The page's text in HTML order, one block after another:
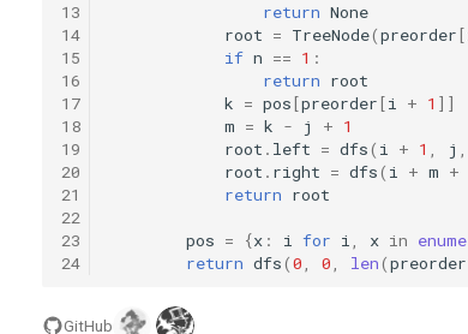
13
14
15
16
17
18
19
20
21
22
23
24
return None
root = TreeNode(preorder[
if n == 1 :
return root
k = pos[preorder[i + 1 ]]
m = k - j + 1
root . left = dfs( i + 1 , j ,
root . right = dfs( i + m +
return root
pos = {x : i for i, x in
return dfs(0, 0, len(preorder
GitHub